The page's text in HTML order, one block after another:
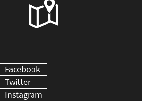
Facebook
Twitter
Instagram